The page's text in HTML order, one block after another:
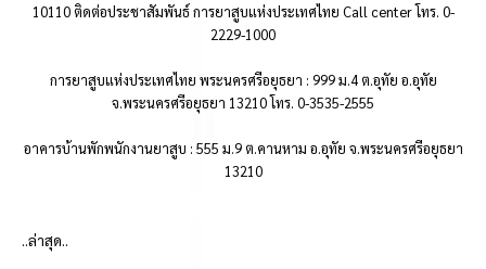
10110 ติดต่อประชาสัมพันธ์ การยาสูบแห่งประเทศไทย Call center โทร. 0-
2229-1000
การยาสูบแห่งประเทศไทย พระนครศรีอยุธยา : 999 ม.4 ต.อุทัย อ.อุทัย
จ.พระนครศรีอยุธยา 13210 โทร. 0-3535-2555
อาคารบ้านพักพนักงานยาสูบ : 555 ม.9 ต.คานหาม อ.อุทัย จ.พระนครศรีอยุธยา
13210
..ล่าสุด..